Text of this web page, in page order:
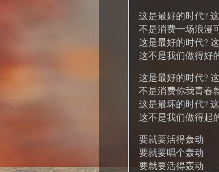
这是最好的时代?
不是消费一场浪漫
这是最好的时代?
这不是我们做得好
这是最好的时代?
不是消费你我青春
这是最坏的时代?
这不是我们做得起
要就要活得轰动
要就要唱个轰动
要就要活得轰动